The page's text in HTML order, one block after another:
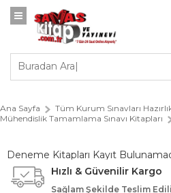
Ana Sayfa
Tüm Kurum Sınavları
Mühendislik Tamamlama Sınavı Kitapları
Deneme Kitapları Kayıt
Hızlı & Güvenilir Kargo
Sağlam Şekilde Teslim